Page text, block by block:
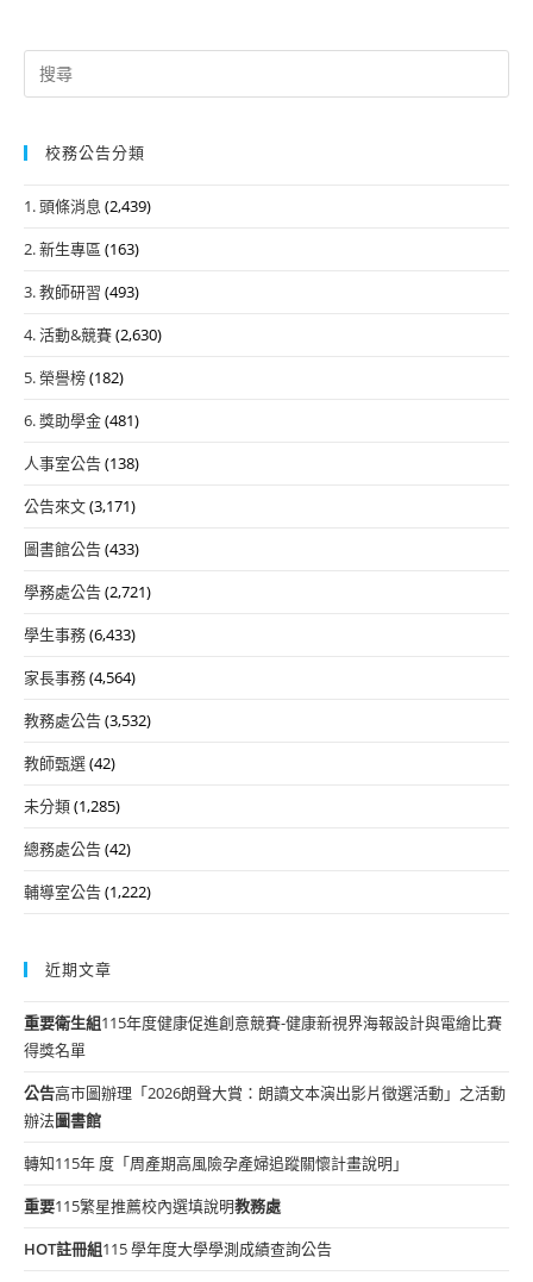
Search
for:
校務公告分類
1. 頭條消息 (2,439)
2. 新生專區 (163)
3. 教師研習 (493)
4. 活動&競賽(2,630)
5. 榮譽榜(182)
6. 獎助學金(481)
人事室公告(138)
公告來文(3,171)
圖書館公告(433)
學務處公告(2,721)
學生事務(6,433)
家長事務(4,564)
教務處公告(3,532)
教師甄選(42)
未分類(1,285)
總務處公告(42)
輔導室公告(1,222)
近期文章
重要衛生組115年度健康促進創意競賽-健康新視界海報設計與電繪比賽
得獎名單
公告高市圖辦理「2026朗聲大賞：朗讀文本演出影片徵選活動」之活動
辦法圖書館
轉知115年 度「周產期高風險孕產婦追蹤關懷計畫說明」
重要115繁星推薦校內選填說明教務處
HOT註冊組115 學年度大學學測成績查詢公告